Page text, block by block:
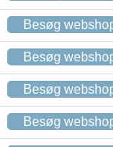
Besøg
Besøg
Besøg
Besøg